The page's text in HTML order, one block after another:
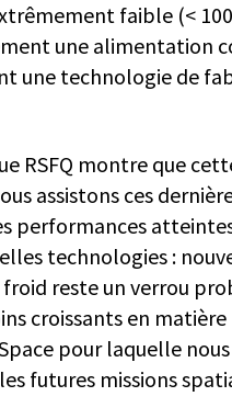
faible (<
une alimentation
une technologie de
RSFQ montre que
assistons ces
performances
technologies :
reste un verrou
croissants en
Space pour laquelle
futures missions